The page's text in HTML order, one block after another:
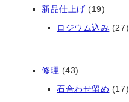
新品仕上げ (19)
ロジウム込み (27)
修理 (43)
石合わせ留め (17)